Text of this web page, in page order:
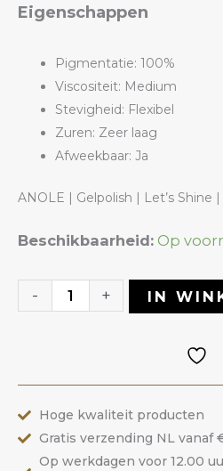
Eigenschappen
Pigmentatie: 100%
Viscositeit: Medium
Stevigheid: Flexibel
Zuren: Zeer laag
Afweekbaar: Ja
ANOLE | Gelpolish | Let’s Shine |
Beschikbaarheid: Op
-
Gelpolish
Let's
+ IN
Hoge kwaliteit producten
Gratis verzending NL vanaf
Op werkdagen voor 12.00